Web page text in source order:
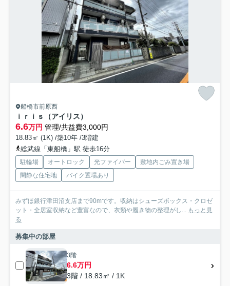
船橋市前原西
ｉｒｉｓ（アイリス）
6.6万円 管理/共益費3,000円
18.83㎡ (1K) /築10年 /3階建
総武線「東船橋」駅 徒歩16分
駐輪場 オートロック 光ファイバー
敷地内ごみ置き場
閑静な住宅地
バイク置場あり
みずほ銀行津田沼支店まで90mです。収納はシューズボックス・クロゼ
ット・全居室収納など豊富なので、衣類や履き物の整理がし...
もっと見
る
募集中の部屋
3階
6.6万円
3階 / 18.83㎡ / 1K